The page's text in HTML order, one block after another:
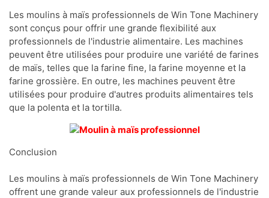
Les moulins à maïs professionnels de Win Tone Machinery
sont conçus pour offrir une grande flexibilité aux
professionnels de l'industrie alimentaire. Les machines
peuvent être utilisées pour produire une variété de farines
de maïs, telles que la farine fine, la farine moyenne et la
farine grossière. En outre, les machines peuvent être
utilisées pour produire d'autres produits alimentaires tels
que la polenta et la tortilla.
Conclusion
Les moulins à maïs professionnels de Win Tone Machinery
offrent une grande valeur aux professionnels de l'industrie